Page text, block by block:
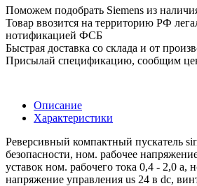
Поможем подобрать Siemens из
Товар ввозится на территорию РФ
нотификацией ФСБ
Быстрая доставка со склада и от
Присылай спецификацию, сообщим
Описание
Характеристики
Реверсивный компактный пускатель
безопасности, ном. рабочее
уставок ном. рабочего тока 0,4 - 2,0 a,
напряжение управления us 24 в dc,